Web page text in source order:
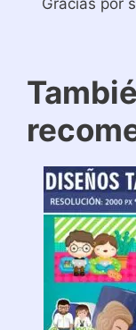
Gracias por